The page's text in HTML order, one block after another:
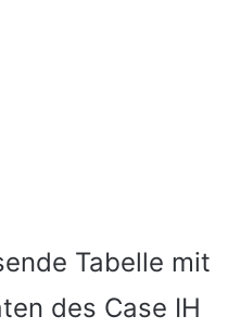
Tabelle mit
des Case IH